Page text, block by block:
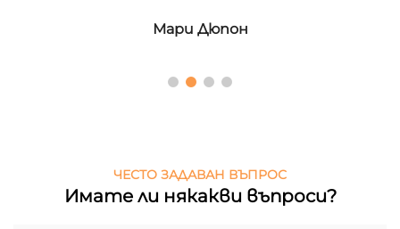
Мари Дюпон
ЧЕСТО ЗАДАВАН ВЪПРОС
Имате ли някакви въпроси?